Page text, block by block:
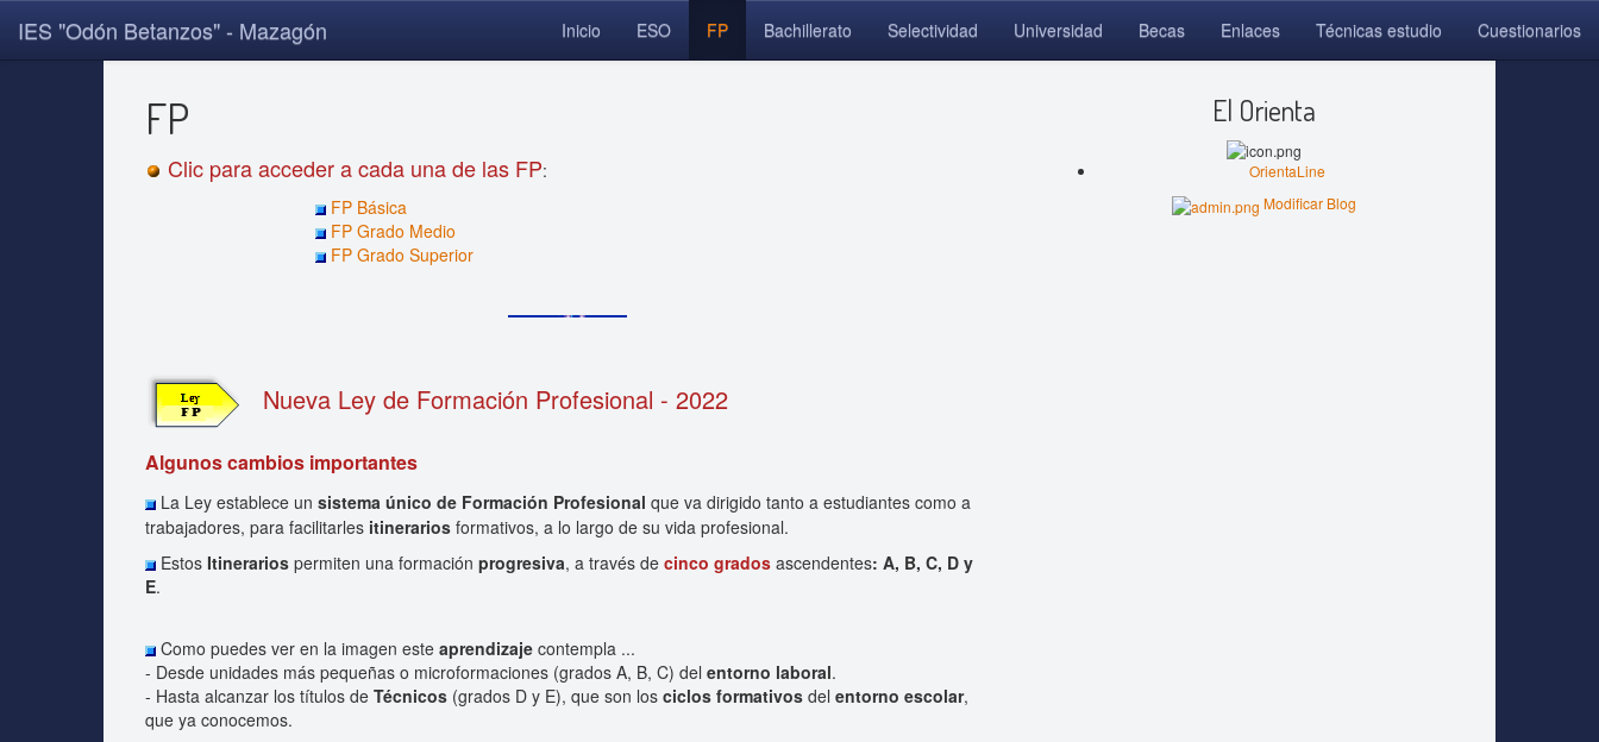
IES "Odón Betanzos" - Mazagón Inicio ESO FP Bachillerato Selectividad Universidad Becas Enlaces Técnicas estudio Cuestionarios
FP
Clic para acceder a cada una de las FP:
FP Básica
FP Grado Medio
FP Grado Superior
Nueva Ley de Formación Profesional - 2022
Algunos cambios importantes
La Ley establece un sistema único de Formación Profesional que va dirigido tanto a estudiantes como a
trabajadores, para facilitarles itinerarios formativos, a lo largo de su vida profesional.
Estos Itinerarios permiten una formación progresiva, a través de cinco grados ascendentes: A, B, C, D y
E.
Como puedes ver en la imagen este aprendizaje contempla ...
- Desde unidades más pequeñas o microformaciones (grados A, B, C) del entorno laboral.
- Hasta alcanzar los títulos de Técnicos (grados D y E), que son los ciclos formativos del entorno escolar,
que ya conocemos.
El Orienta
OrientaLine
Modificar Blog